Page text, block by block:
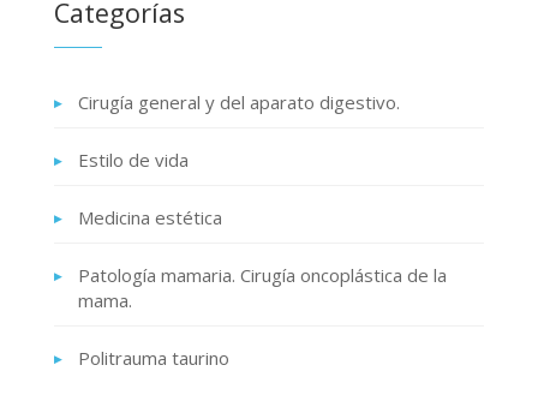
Categorías
Cirugía general y del aparato digestivo.
Estilo de vida
Medicina estética
Patología mamaria. Cirugía oncoplástica de la
mama.
Politrauma taurino